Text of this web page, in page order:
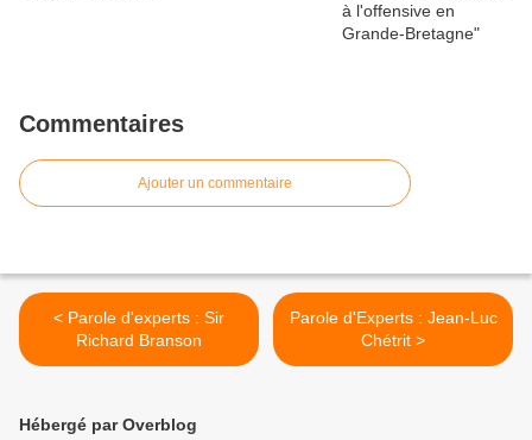
Commentaires
Ajouter un commentaire
< Parole d'experts : Sir
Richard Branson
Parole d'Experts : Jean-Luc
Chétrit >
Hébergé par Overblog